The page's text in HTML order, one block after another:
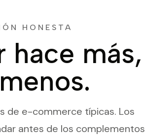
HONESTA
hace más,
de e-commerce típicas. Los
antes de los complementos